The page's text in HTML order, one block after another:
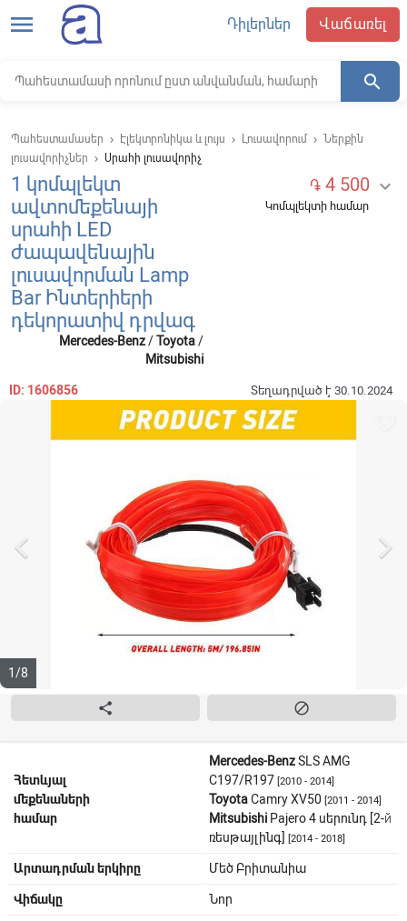
menu Դիլերներ Վաճառել
search
Պահեստամասեր keyboard_arrow_right Էլեկտրոնիկա և լույս keyboard_arrow_right Լուսավորում keyboard_arrow_right
Ներքին
լուսավորիչներ
keyboard_arrow_right Սրահի լուսավորիչ
1 կոմպլեկտ
ավտոմեքենայի
սրահի LED
ժապավենային
լուսավորման Lamp
Bar Ինտերիերի
դեկորատիվ դրվագ
Mercedes-Benz/Toyota/
Mitsubishi
֏ 4 500 
Կոմպլեկտի համար
ID: 1606856 Տեղադրված է 30.10.2024
1/8
 
 
Հետևյալ
մեքենաների
համար
Mercedes-BenzSLS AMG
C197/R197 [2010 - 2014]
ToyotaCamry XV50 [2011 - 2014]
Mitsubishi Pajero 4 սերունդ [2-й
ռեսթայլինգ]
[2014 - 2018]
Արտադրման երկիրը Մեծ Բրիտանիա
Վիճակը Նոր